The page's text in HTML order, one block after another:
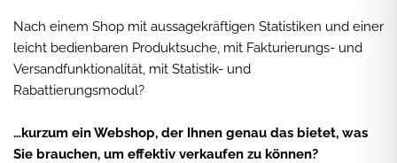
Nach einem Shop mit aussagekräftigen Statistiken und einer
leicht bedienbaren Produktsuche, mit Fakturierungs- und
Versandfunktionalität, mit Statistik- und
Rabattierungsmodul?
…kurzum ein Webshop, der Ihnen genau das bietet, was
Sie brauchen, um effektiv verkaufen zu können?